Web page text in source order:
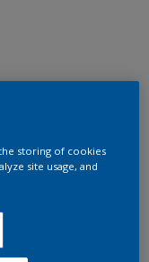
storing of cookies
site usage, and